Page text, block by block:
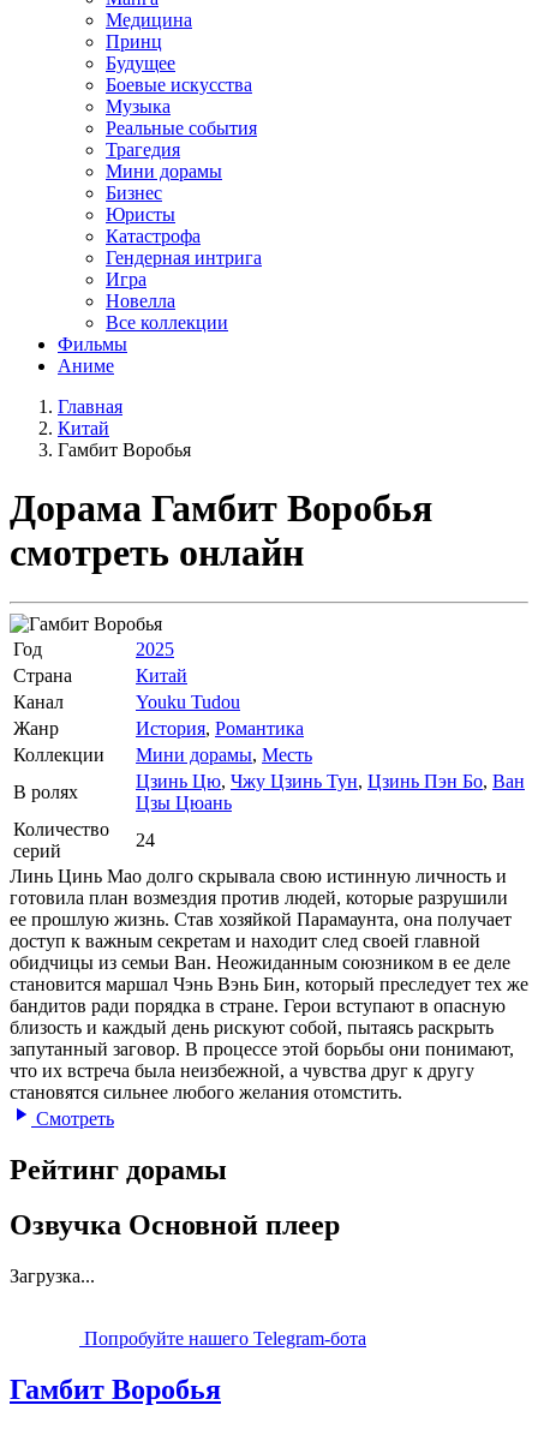
Медицина
Принц
Будущее
Боевые искусства
Музыка
Реальные события
Трагедия
Мини дорамы
Бизнес
Юристы
Катастрофа
Гендерная интрига
Игра
Новелла
Все коллекции
Фильмы
Аниме
Главная
Китай
Гамбит Воробья
Дорама Гамбит Воробья
смотреть онлайн
Год
2025
Страна
Китай
Канал
Youku Tudou
Жанр
История, Романтика
Коллекции
Мини дорамы, Месть
В ролях
Цзинь Цю, Чжу Цзинь Тун, Цзинь Пэн Бо, Ван
Цзы Цюань
Количество
серий
24
Линь Цинь Мао долго скрывала свою истинную личность и
готовила план возмездия против людей, которые разрушили
ее прошлую жизнь. Став хозяйкой Парамаунта, она получает
доступ к важным секретам и находит след своей главной
обидчицы из семьи Ван. Неожиданным союзником в ее деле
становится маршал Чэнь Вэнь Бин, который преследует тех же
бандитов ради порядка в стране. Герои вступают в опасную
близость и каждый день рискуют собой, пытаясь раскрыть
запутанный заговор. В процессе этой борьбы они понимают,
что их встреча была неизбежной, а чувства друг к другу
становятся сильнее любого желания отомстить.
Смотреть
Рейтинг дорамы
Озвучка Основной плеер
Загрузка...
Попробуйте нашего Telegram-бота
Гамбит Воробья